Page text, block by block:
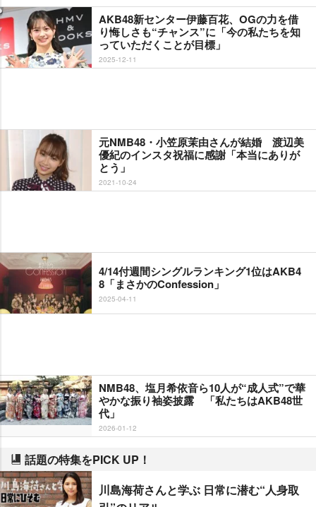
AKB48新センター伊藤百花、OGの力を借
り悔しさも“チャンス”に「今の私たちを知
っていただくことが目標」
2025-12-11
元NMB48・小笠原茉由さんが結婚 渡辺美
優紀のインスタ祝福に感謝「本当にありが
とう」
2021-10-24
4/14付週間シングルランキング1位はAKB4
8「まさかのConfession」
2025-04-11
NMB48、塩月希依音ら10人が“成人式”で華
かな振り袖姿披露 「私たちはAKB48世
代」
2026-01-12
話題の特集をPICK UP！
川島海荷さんと学ぶ 日常に潜む“人身取